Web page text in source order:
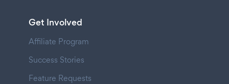
Get Involved
Affiliate Program
Success Stories
Feature Requests